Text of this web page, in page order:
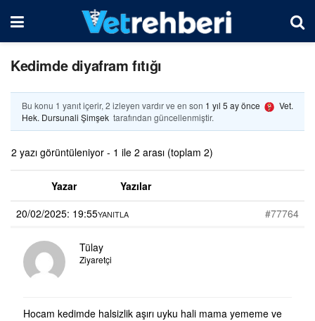
Kedimde diyafram fıtığı
Bu konu 1 yanıt içerir, 2 izleyen vardır ve en son 1 yıl 5 ay önce
Vet.
Hek. Dursunali Şimşek tarafından güncellenmiştir.
2 yazı görüntüleniyor - 1 ile 2 arası (toplam 2)
Yazar
Yazılar
20/02/2025: 19:55
#77764
YANITLA
Tülay
Ziyaretçi
Hocam kedimde halsizlik aşırı uyku hali mama yememe ve